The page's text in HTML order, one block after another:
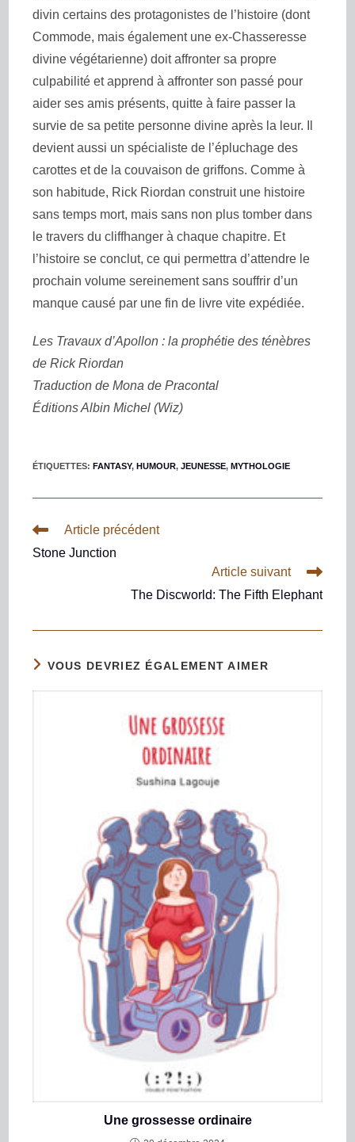
divin certains des protagonistes de l’histoire (dont
Commode, mais également une ex-Chasseresse
divine végétarienne) doit affronter sa propre
culpabilité et apprend à affronter son passé pour
aider ses amis présents, quitte à faire passer la
survie de sa petite personne divine après la leur. Il
devient aussi un spécialiste de l’épluchage des
carottes et de la couvaison de griffons. Comme à
son habitude, Rick Riordan construit une histoire
sans temps mort, mais sans non plus tomber dans
le travers du cliffhanger à chaque chapitre. Et
l’histoire se conclut, ce qui permettra d’attendre le
prochain volume sereinement sans souffrir d’un
manque causé par une fin de livre vite expédiée.
Les Travaux d’Apollon : la prophétie des ténèbres
de Rick Riordan
Traduction de Mona de Pracontal
Éditions Albin Michel (Wiz)
ÉTIQUETTES:FANTASY, HUMOUR, JEUNESSE, MYTHOLOGIE
Article précédent
Stone Junction
Article suivant
The Discworld: The Fifth Elephant
VOUS DEVRIEZ ÉGALEMENT AIMER
Une grossesse ordinaire